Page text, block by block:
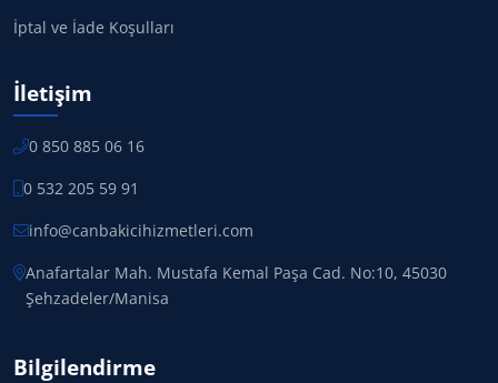
İptal ve İade Koşulları
İletişim
0 850 885 06 16
0 532 205 59 91
info@canbakicihizmetleri.com
Anafartalar Mah. Mustafa Kemal Paşa Cad. No:10, 45030
Şehzadeler/Manisa
Bilgilendirme